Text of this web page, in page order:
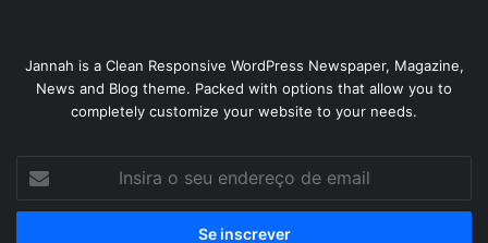
Jannah is a Clean Responsive WordPress Newspaper, Magazine,
News and Blog theme. Packed with options that allow you to
completely customize your website to your needs.
seu